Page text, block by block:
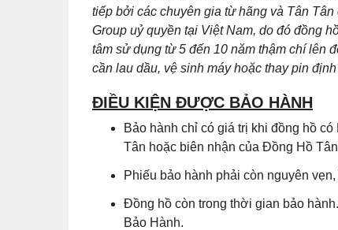
tiếp bởi các chuyên gia từ hãng và Tân
Group uỷ quyền tại Việt Nam, do đó đồng
tâm sử dụng từ 5 đến 10 năm thậm chí lên
cần lau dầu, vệ sinh máy hoặc thay pin
ĐIỀU KIỆN ĐƯỢC BẢO HÀNH
Bảo hành chỉ có giá trị khi đồng hồ
Tân hoặc biên nhận của Đồng Hồ
Phiếu bảo hành phải còn nguyên
Đồng hồ còn trong thời gian bảo
Bảo Hành.